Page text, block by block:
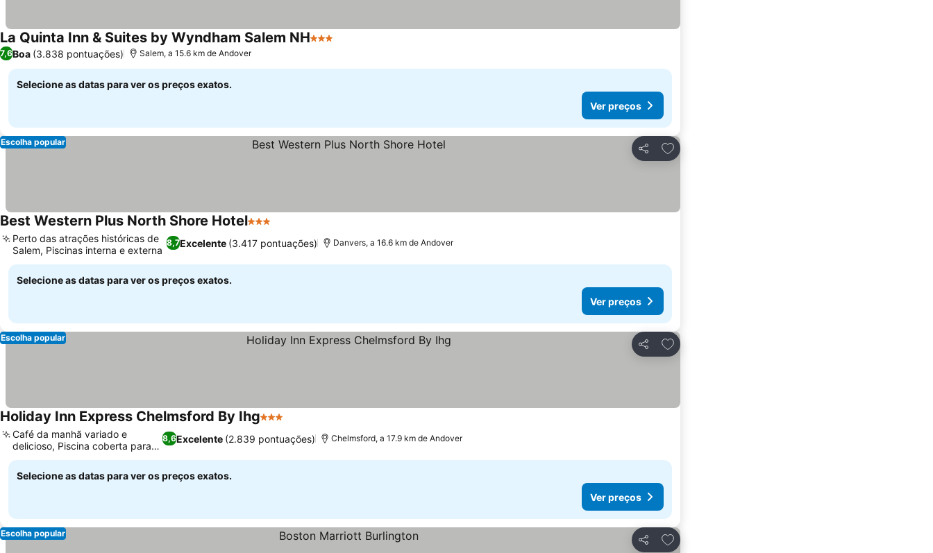
La Quinta Inn & Suites by Wyndham Salem NH3 Estrelas
7,6Boa (3.838 pontuações) Salem, a 15.6 km de Andover
Selecione as datas para ver os preços exatos.
Ver preços
Partilhar
Adicionar aos favoritos
Escolha popular
Best Western Plus North Shore Hotel3 Estrelas
8,7Excelente (3.417 pontuações)
Perto das atrações históricas de
Salem, Piscinas interna e externa
Danvers, a 16.6 km de Andover
Selecione as datas para ver os preços exatos.
Ver preços
Partilhar
Adicionar aos favoritos
Escolha popular
Holiday Inn Express Chelmsford By Ihg3 Estrelas
8,6Excelente (2.839 pontuações)
Café da manhã variado e
delicioso, Piscina coberta para
relaxar
Chelmsford, a 17.9 km de Andover
Selecione as datas para ver os preços exatos.
Ver preços
Partilhar
Adicionar aos favoritos
Escolha popular